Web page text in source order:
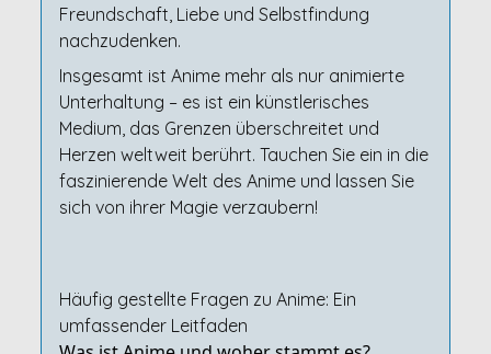
Freundschaft, Liebe und Selbstfindung
nachzudenken.
Insgesamt ist Anime mehr als nur animierte
Unterhaltung – es ist ein künstlerisches
Medium, das Grenzen überschreitet und
Herzen weltweit berührt. Tauchen Sie ein in die
faszinierende Welt des Anime und lassen Sie
sich von ihrer Magie verzaubern!
Häufig gestellte Fragen zu Anime: Ein
umfassender Leitfaden